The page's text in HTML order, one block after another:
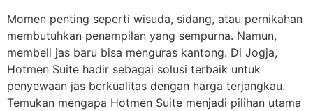
Momen penting seperti wisuda, sidang, atau pernikahan
membutuhkan penampilan yang sempurna. Namun,
membeli jas baru bisa menguras kantong. Di Jogja,
Hotmen Suite hadir sebagai solusi terbaik untuk
penyewaan jas berkualitas dengan harga terjangkau.
Temukan mengapa Hotmen Suite menjadi pilihan utama